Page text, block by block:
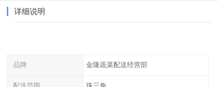
详细说明
品牌 金隆蔬菜配送经营部